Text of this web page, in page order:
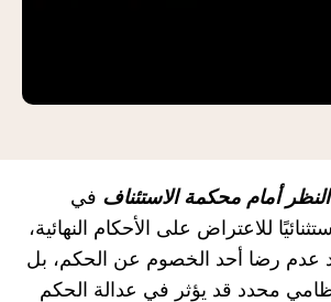
أمام محكمة الاستئناف في
للاعتراض على الأحكام النهائية،
عدم رضا أحد الخصوم عن الحكم، بل
محدد قد يؤثر في عدالة الحكم